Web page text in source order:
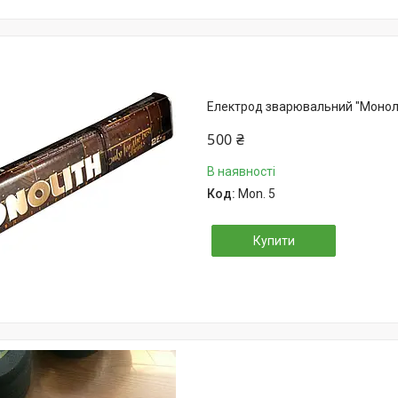
Електрод зварювальний
500 ₴
Mon. 5
В наявності
Купити